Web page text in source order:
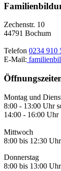
Zechenstr. 10
44791 Bochum
Telefon 0234 910
E-Mail:
Montag und
8:00 - 13:00 Uhr
14:00 - 16:00 Uhr
Mittwoch
8:00 bis 12:30 Uhr
Donnerstag
8:00 bis 13:00